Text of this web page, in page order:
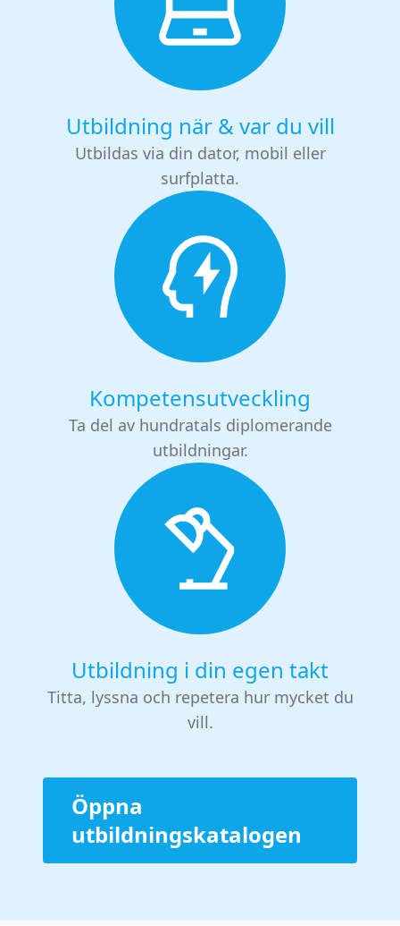
Utbildning när & var du vill
Utbildas via din dator, mobil eller
surfplatta.
Kompetensutveckling
Ta del av hundratals diplomerande
utbildningar.
Utbildning i din egen takt
Titta, lyssna och repetera hur mycket du
vill.
Öppna
utbildningskatalogen